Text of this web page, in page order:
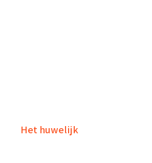
Het huwelijk